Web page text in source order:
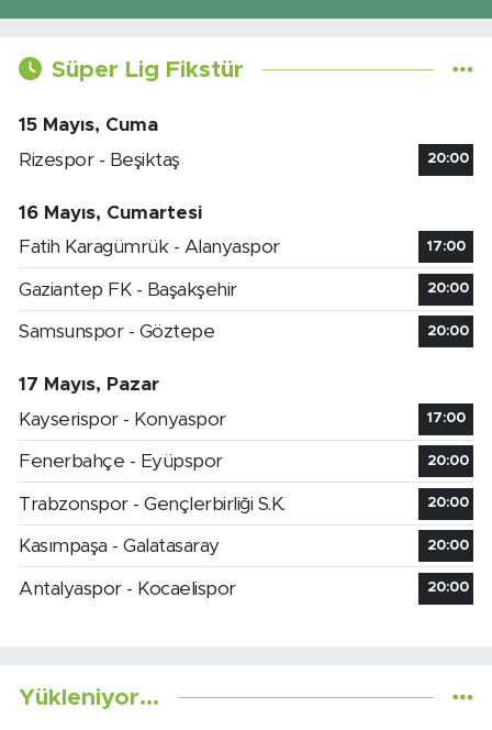
Süper Lig Fikstür
15 Mayıs, Cuma
Rizespor - Beşiktaş
20:00
16 Mayıs, Cumartesi
Fatih Karagümrük - Alanyaspor
17:00
Gaziantep FK - Başakşehir 20:00
Samsunspor - Göztepe 20:00
17 Mayıs, Pazar
Kayserispor - Konyaspor
17:00
Fenerbahçe - Eyüpspor 20:00
Trabzonspor - Gençlerbirliği S.K. 20:00
Kasımpaşa - Galatasaray 20:00
Antalyaspor - Kocaelispor 20:00
Yükleniyor...